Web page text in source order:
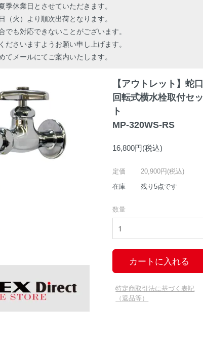
休業日とさせていただきます。
火）より順次出荷となります。
も対応できないことがございます。
さいますようお願い申し上げます。
メールにてご案内いたします。
【アウトレット】蛇口
回転式横水栓取付セッ
ト
MP-320WS-RS
16,800円(税込)
定価
20,900円(税込)
在庫
残り5点です
数量
特定商取引法に基づく表記
（返品等）